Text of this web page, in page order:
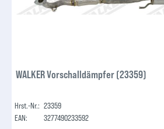
WALKER Vorschalldämpfer (23359)
Hrst.-Nr.: 23359
EAN:
3277490233592